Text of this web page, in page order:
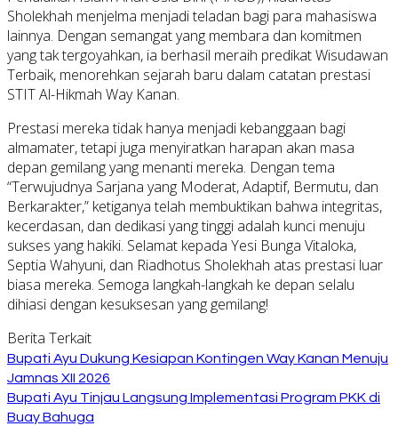
Sholekhah menjelma menjadi teladan bagi para mahasiswa
lainnya. Dengan semangat yang membara dan komitmen
yang tak tergoyahkan, ia berhasil meraih predikat Wisudawan
Terbaik, menorehkan sejarah baru dalam catatan prestasi
STIT Al-Hikmah Way Kanan.
Prestasi mereka tidak hanya menjadi kebanggaan bagi
almamater, tetapi juga menyiratkan harapan akan masa
depan gemilang yang menanti mereka. Dengan tema
“Terwujudnya Sarjana yang Moderat, Adaptif, Bermutu, dan
Berkarakter,” ketiganya telah membuktikan bahwa integritas,
kecerdasan, dan dedikasi yang tinggi adalah kunci menuju
sukses yang hakiki. Selamat kepada Yesi Bunga Vitaloka,
Septia Wahyuni, dan Riadhotus Sholekhah atas prestasi luar
biasa mereka. Semoga langkah-langkah ke depan selalu
dihiasi dengan kesuksesan yang gemilang!
Berita Terkait
Bupati Ayu Dukung Kesiapan Kontingen Way Kanan Menuju
Jamnas XII 2026
Bupati Ayu Tinjau Langsung Implementasi Program PKK di
Buay Bahuga